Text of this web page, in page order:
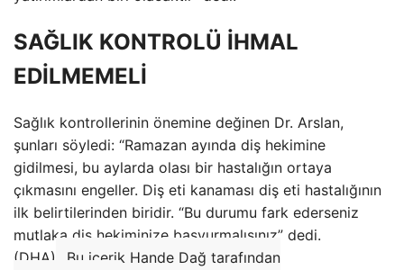
SAĞLIK KONTROLÜ İHMAL
EDİLMEMELİ
Sağlık kontrollerinin önemine değinen Dr. Arslan,
şunları söyledi: “Ramazan ayında diş hekimine
gidilmesi, bu aylarda olası bir hastalığın ortaya
çıkmasını engeller. Diş eti kanaması diş eti hastalığının
ilk belirtilerinden biridir. “Bu durumu fark ederseniz
mutlaka diş hekiminize başvurmalısınız” dedi.
(DHA)
Bu içerik Hande Dağ tarafından